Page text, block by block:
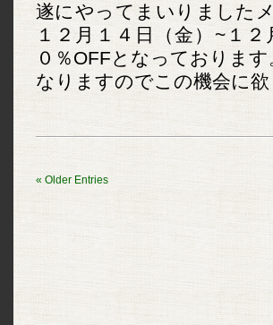
遂にやってまいりました
１２月１４日（金）~１
０％OFFとなっておりま
なりますのでこの機会に
« Older Entries